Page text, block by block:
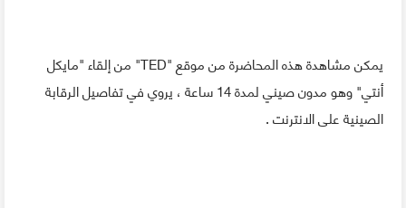
يمكن مشاهدة هذه المحاضرة من موقع "TED" من إلقاء "مايكل
أنتي" وهو مدون صيني لمدة 14 ساعة ، يروي في تفاصيل الرقابة
الصينية على الانترنت .